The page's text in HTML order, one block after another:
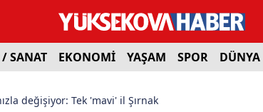
SANAT EKONOMİ YAŞAM SPOR DÜNYA
değişiyor: Tek 'mavi' il Şırnak